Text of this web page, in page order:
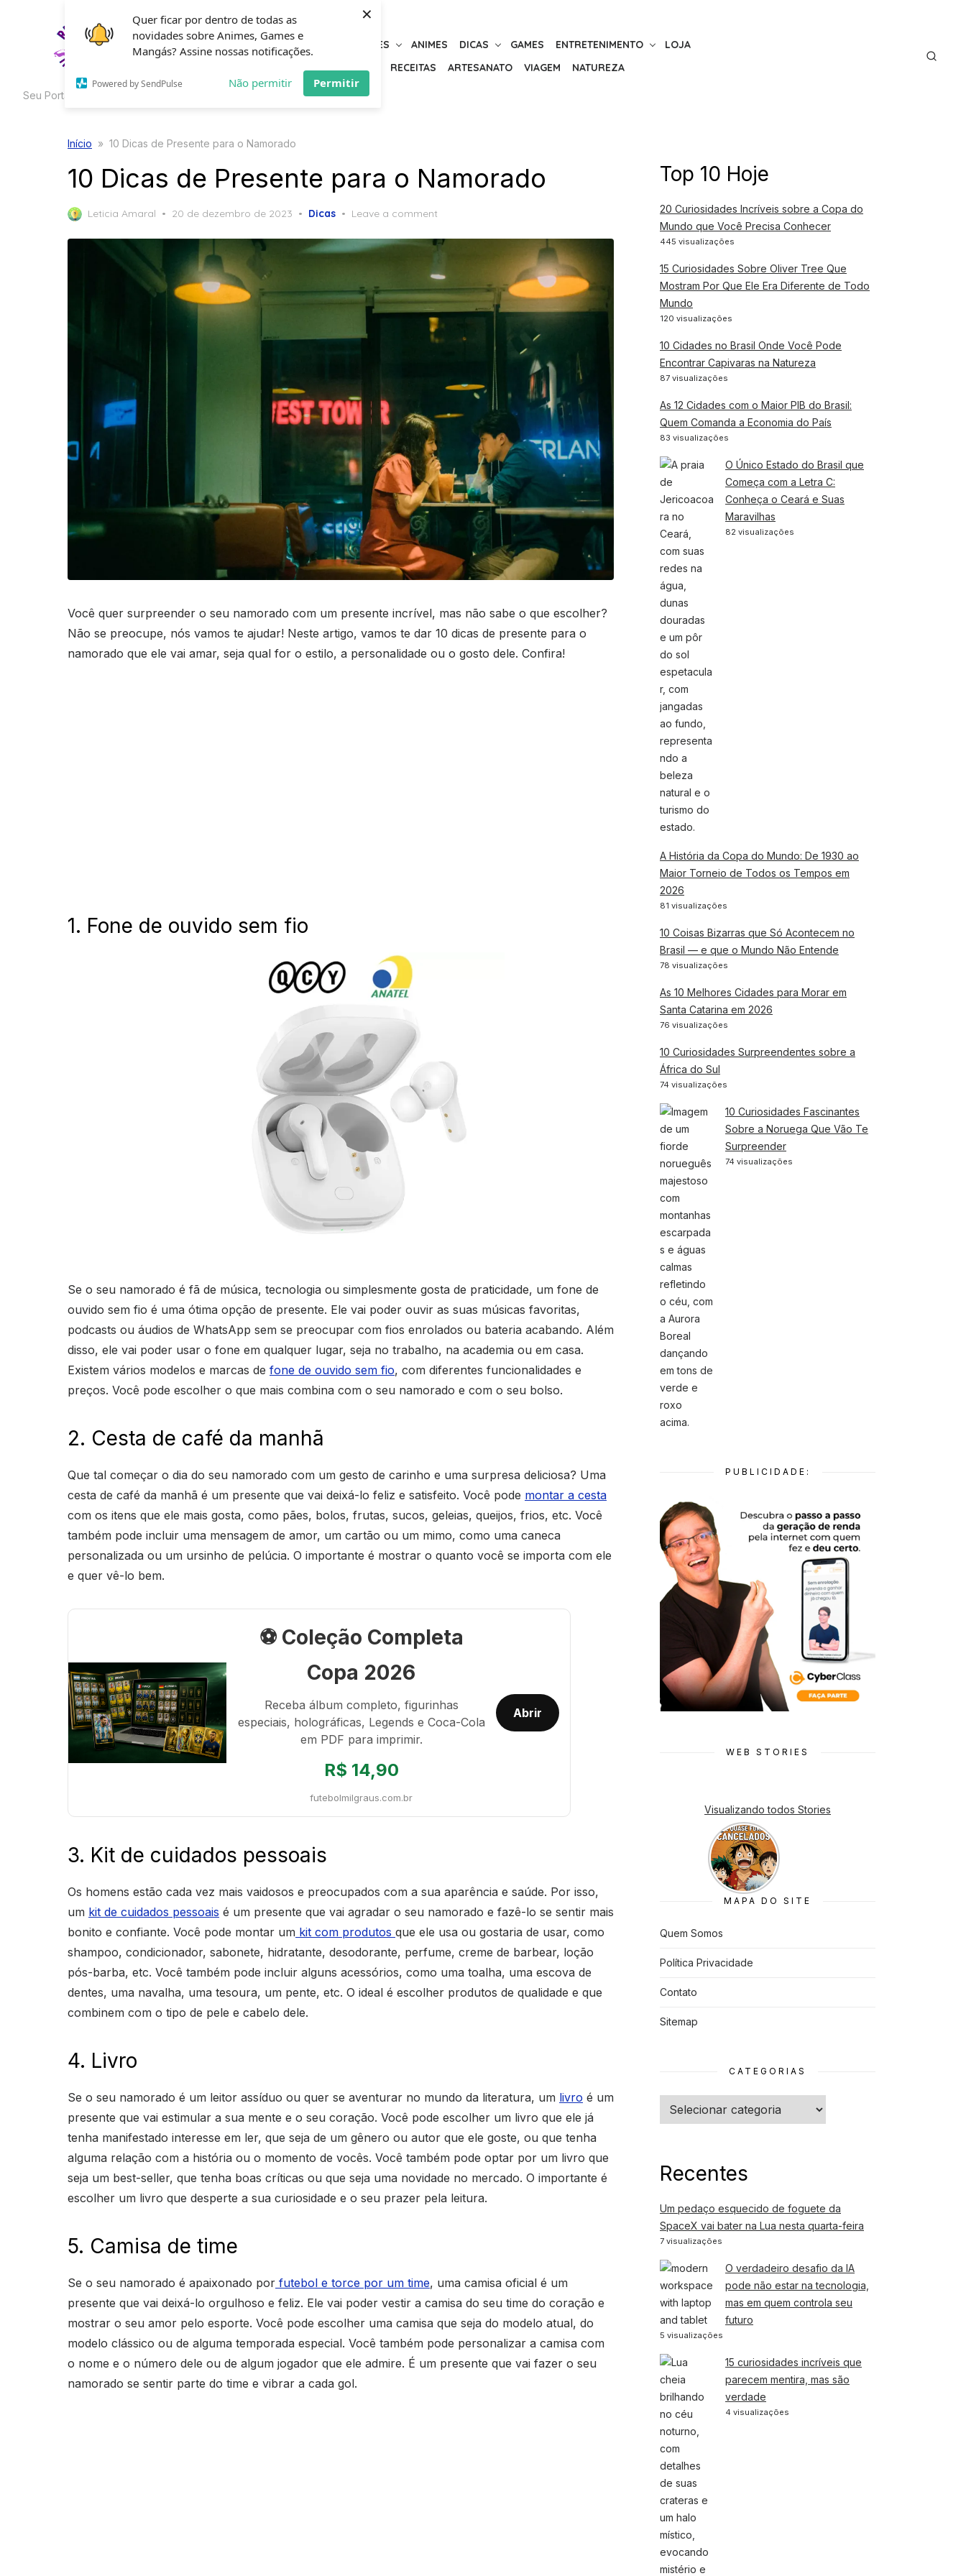
Quer ficar por dentro de todas as
novidades sobre Animes, Games e
Mangás? Assine nossas notificações.
Powered by SendPulse Não permitir Permitir
×
Seu Portal de Curiosidades
HOME CURIOSIDADES ANIMES DICAS GAMES ENTRETENIMENTO
LOJA
BELEZA
RECEITAS ARTESANATO VIAGEM NATUREZA
Início » 10 Dicas de Presente para o Namorado
10 Dicas de Presente para o Namorado
Leticia Amaral
Posted
20 de dezembro de 2023 Dicas Leave a comment
Você quer surpreender o seu namorado com um presente incrível, mas não sabe o que escolher?
Não se preocupe, nós vamos te ajudar! Neste artigo, vamos te dar 10 dicas de presente para o
namorado que ele vai amar, seja qual for o estilo, a personalidade ou o gosto dele. Confira!
1. Fone de ouvido sem fio
Se o seu namorado é fã de música, tecnologia ou simplesmente gosta de praticidade, um fone de
ouvido sem fio é uma ótima opção de presente. Ele vai poder ouvir as suas músicas favoritas,
podcasts ou áudios de WhatsApp sem se preocupar com fios enrolados ou bateria acabando. Além
disso, ele vai poder usar o fone em qualquer lugar, seja no trabalho, na academia ou em casa.
Existem vários modelos e marcas de fone de ouvido sem fio, com diferentes funcionalidades e
preços. Você pode escolher o que mais combina com o seu namorado e com o seu bolso.
2. Cesta de café da manhã
Que tal começar o dia do seu namorado com um gesto de carinho e uma surpresa deliciosa? Uma
cesta de café da manhã é um presente que vai deixá-lo feliz e satisfeito. Você pode montar a cesta
com os itens que ele mais gosta, como pães, bolos, frutas, sucos, geleias, queijos, frios, etc. Você
também pode incluir uma mensagem de amor, um cartão ou um mimo, como uma caneca
personalizada ou um ursinho de pelúcia. O importante é mostrar o quanto você se importa com ele
e quer vê-lo bem.
⚽ Coleção Completa
Copa 2026
Receba álbum completo, figurinhas
especiais, holográficas, Legends e Coca-Cola
em PDF para imprimir.
R$ 14,90
futebolmilgraus.com.br
Abrir
3. Kit de cuidados pessoais
Os homens estão cada vez mais vaidosos e preocupados com a sua aparência e saúde. Por isso,
um kit de cuidados pessoais é um presente que vai agradar o seu namorado e fazê-lo se sentir mais
bonito e confiante. Você pode montar um kit com produtos que ele usa ou gostaria de usar, como
shampoo, condicionador, sabonete, hidratante, desodorante, perfume, creme de barbear, loção
pós-barba, etc. Você também pode incluir alguns acessórios, como uma toalha, uma escova de
dentes, uma navalha, uma tesoura, um pente, etc. O ideal é escolher produtos de qualidade e que
combinem com o tipo de pele e cabelo dele.
4. Livro
Se o seu namorado é um leitor assíduo ou quer se aventurar no mundo da literatura, um livro é um
presente que vai estimular a sua mente e o seu coração. Você pode escolher um livro que ele já
tenha manifestado interesse em ler, que seja de um gênero ou autor que ele goste, ou que tenha
alguma relação com a história ou o momento de vocês. Você também pode optar por um livro que
seja um best-seller, que tenha boas críticas ou que seja uma novidade no mercado. O importante é
escolher um livro que desperte a sua curiosidade e o seu prazer pela leitura.
5. Camisa de time
Se o seu namorado é apaixonado por futebol e torce por um time, uma camisa oficial é um
presente que vai deixá-lo orgulhoso e feliz. Ele vai poder vestir a camisa do seu time do coração e
mostrar o seu amor pelo esporte. Você pode escolher uma camisa que seja do modelo atual, do
modelo clássico ou de alguma temporada especial. Você também pode personalizar a camisa com
o nome e o número dele ou de algum jogador que ele admire. É um presente que vai fazer o seu
namorado se sentir parte do time e vibrar a cada gol.
Top 10 Hoje
20 Curiosidades Incríveis sobre a Copa do
Mundo que Você Precisa Conhecer
445 visualizações
15 Curiosidades Sobre Oliver Tree Que
Mostram Por Que Ele Era Diferente de Todo
Mundo
120 visualizações
10 Cidades no Brasil Onde Você Pode
Encontrar Capivaras na Natureza
87 visualizações
As 12 Cidades com o Maior PIB do Brasil:
Quem Comanda a Economia do País
83 visualizações
O Único Estado do Brasil que
Começa com a Letra C:
Conheça o Ceará e Suas
Maravilhas
82 visualizações
A História da Copa do Mundo: De 1930 ao
Maior Torneio de Todos os Tempos em
2026
81 visualizações
10 Coisas Bizarras que Só Acontecem no
Brasil — e que o Mundo Não Entende
78 visualizações
As 10 Melhores Cidades para Morar em
Santa Catarina em 2026
76 visualizações
10 Curiosidades Surpreendentes sobre a
África do Sul
74 visualizações
10 Curiosidades Fascinantes
Sobre a Noruega Que Vão Te
Surpreender
74 visualizações
PUBLICIDADE:
WEB STORIES
Visualizando todos Stories
7 Animes
que quase
Foram
Cancelado
s
MAPA DO SITE
Quem Somos
Política Privacidade
Contato
Sitemap
CATEGORIAS
Categorias
Recentes
Um pedaço esquecido de foguete da
SpaceX vai bater na Lua nesta quarta-feira
7 visualizações
O verdadeiro desafio da IA
pode não estar na tecnologia,
mas em quem controla seu
futuro
5 visualizações
15 curiosidades incríveis que
parecem mentira, mas são
verdade
4 visualizações